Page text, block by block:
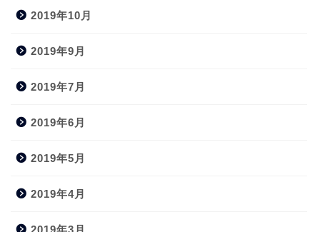
2019年10月
2019年9月
2019年7月
2019年6月
2019年5月
2019年4月